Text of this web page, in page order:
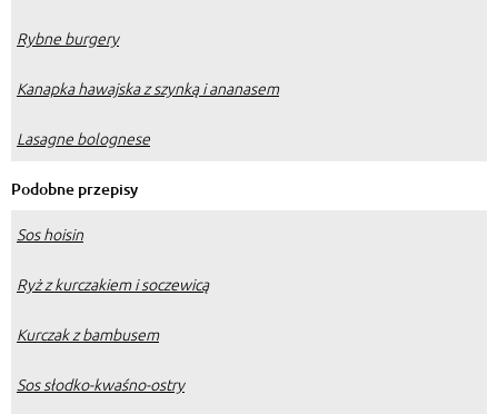
Rybne burgery
Kanapka hawajska z szynką i ananasem
Lasagne bolognese
Podobne przepisy
Sos hoisin
Ryż z kurczakiem i soczewicą
Kurczak z bambusem
Sos słodko-kwaśno-ostry